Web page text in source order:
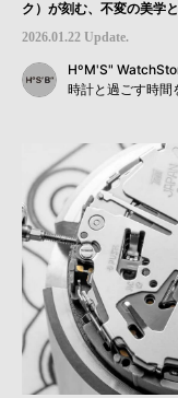
ク）が刻む、不変の美学
2026.01.22 Update.
HºM'S"
時計と過ごす時間